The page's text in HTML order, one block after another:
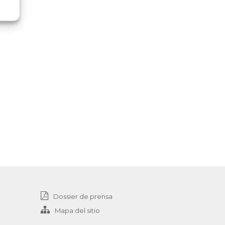
Dossier de prensa
Mapa del sitio